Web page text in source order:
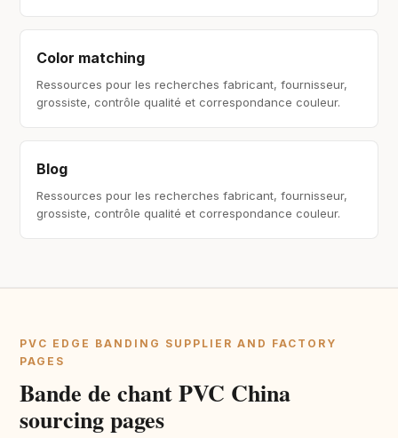
Color matching
Ressources pour les recherches fabricant, fournisseur,
grossiste, contrôle qualité et correspondance couleur.
Blog
Ressources pour les recherches fabricant, fournisseur,
grossiste, contrôle qualité et correspondance couleur.
PVC EDGE BANDING SUPPLIER AND FACTORY
PAGES
Bande de chant PVC China
sourcing pages